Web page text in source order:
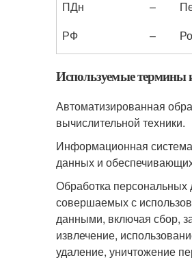
ПДн
–
РФ
–
Используемые термины
Автоматизированная
вычислительной техники.
Информационная
данных и
Обработка персональных
совершаемых с
данными, включая сбор,
извлечение,
удаление, уничтожение